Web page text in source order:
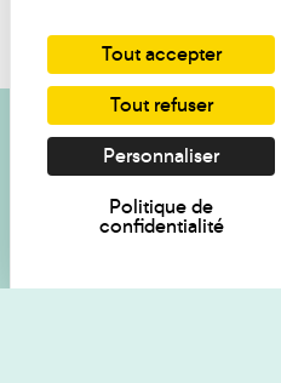
Je souhaite des
Inscrivez-vous
Tout accepter
Tout refuser
Personnaliser
Politique de
confidentialité